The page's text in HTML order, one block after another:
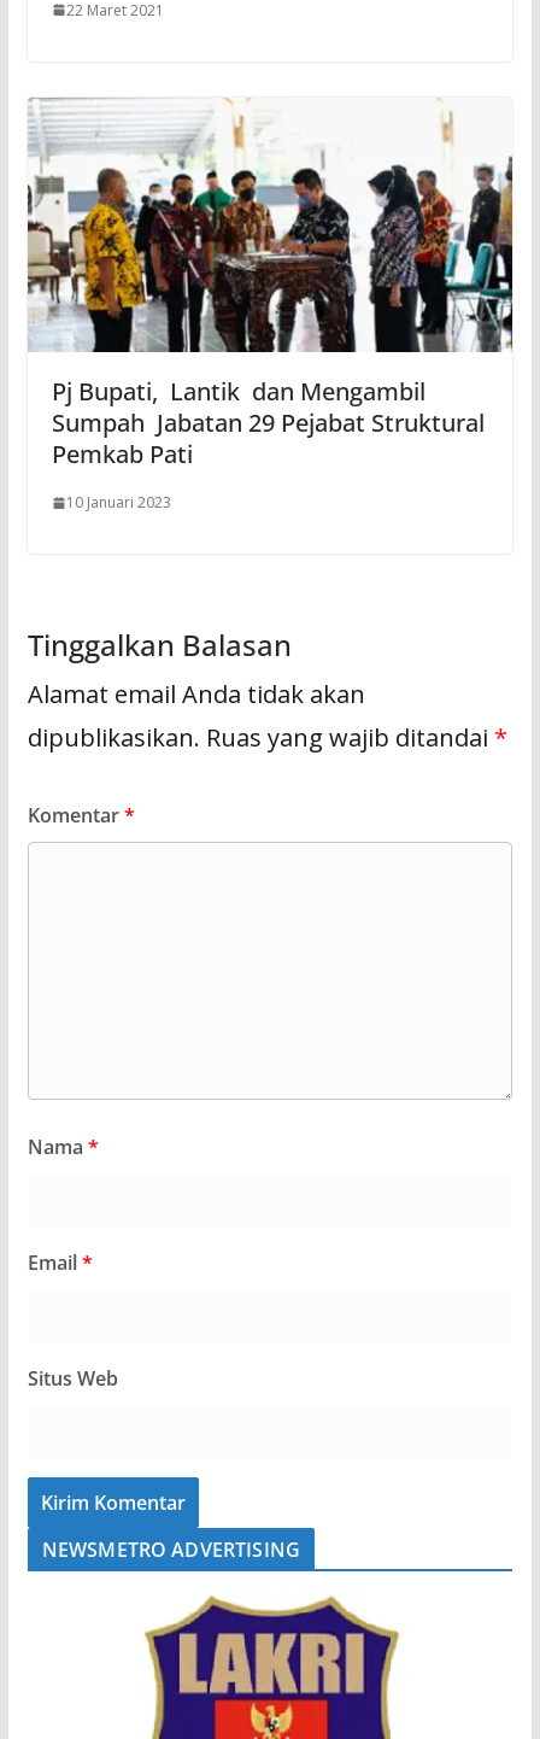
22 Maret 2021
Pj Bupati, Lantik dan Mengambil
Sumpah Jabatan 29 Pejabat Struktural
Pemkab Pati
10 Januari 2023
Tinggalkan Balasan
Alamat email Anda tidak akan
dipublikasikan. Ruas yang wajib ditandai *
Komentar*
Nama *
Email*
Situs Web
NEWSMETRO ADVERTISING